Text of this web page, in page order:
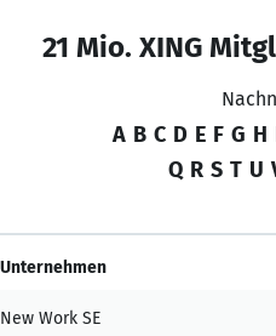
21 Mio. XING
A B C D E F G H
Q R S T U
Unternehmen
New Work SE